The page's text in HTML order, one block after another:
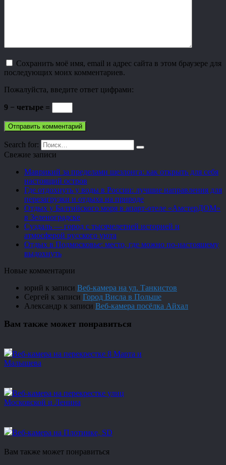
Сохранить моё имя, email и адрес сайта в этом браузере для
последующих моих комментариев.
Пожалуйста, введите ответ цифрами:
9 − четыре =
Search for:
Свежие записи
Маврикий за пределами шезлонга: как открыть для себя
настоящий остров
Где отдохнуть у воды в России: лучшие направления для
перезагрузки и отдыха на природе
Отдых у Балтийского моря в апарт-отеле «АмстерДОМ»
в Зеленоградске
Суздаль — город с тысячелетней историей и
атмосферой русского уюта
Отдых в Подмосковье: место, где можно по-настоящему
выдохнуть
Новые комментарии
юрий к записи Веб-камера на ул. Танкистов
Сергей к записи Город Висла в Польше
Александр к записи Веб-камера посёлка Айхал
Вам также может понравиться
Веб-камера на перекрестке 8 Марта и
Малышева
Веб-камера на перекрестке улиц
Московской и Ленина
Веб-камера на Плотинке, SD
Вам также может понравиться